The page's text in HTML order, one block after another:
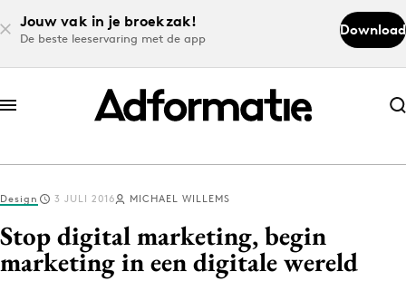
Jouw vak in je broekzak!
De beste leeservaring met de app
Download
Abonneer nu
Abonneer nu
Log in
Download de app
Design 3 JULI 2016 MICHAEL WILLEMS
Stop digital marketing, begin
marketing in een digitale wereld